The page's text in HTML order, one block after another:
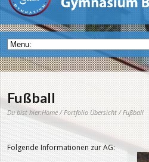
Fußball
Du bist hier:Home/Portfolio Übersicht/ Fußball
Folgende Informationen zur AG: